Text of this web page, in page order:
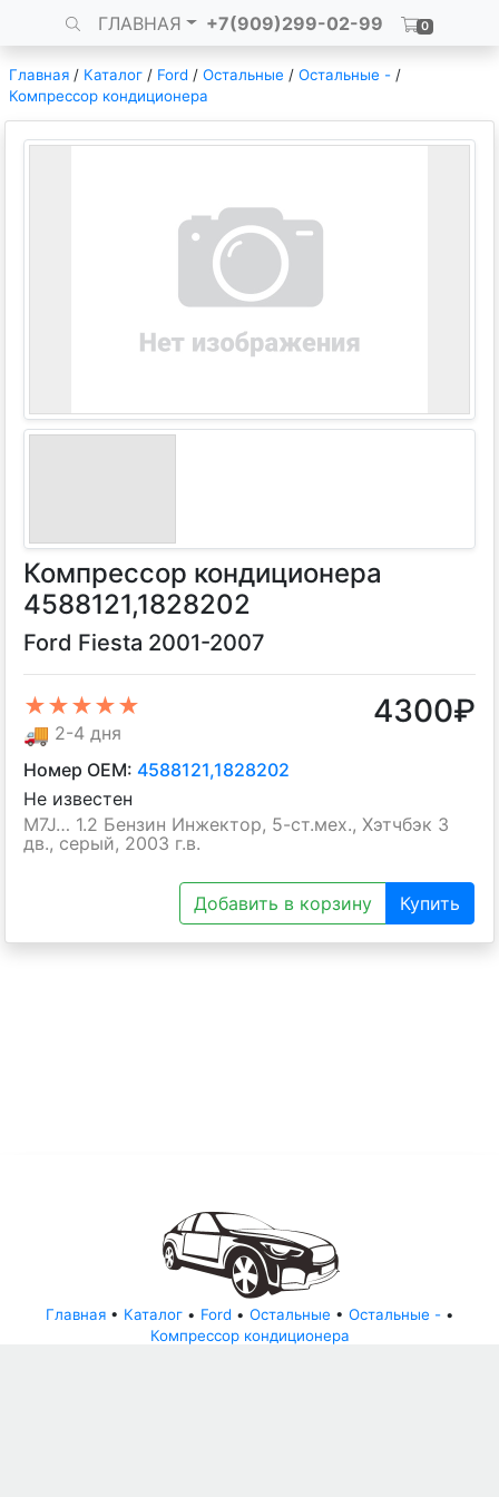
ГЛАВНАЯ +7(909)299-02-99 0
Главная / Каталог / Ford / Остальные / Остальные - /
Компрессор кондиционера
Компрессор кондиционера
4588121,1828202
Ford Fiesta 2001-2007
★★★★★
🚚 2-4 дня
4300₽
Номер OEM: 4588121,1828202
Не известен
M7J… 1.2 Бензин Инжектор, 5-ст.мех., Хэтчбэк 3
дв., серый, 2003 г.в.
Добавить в корзину Купить
Главная• Каталог• Ford • Остальные • Остальные - •
Компрессор кондиционера